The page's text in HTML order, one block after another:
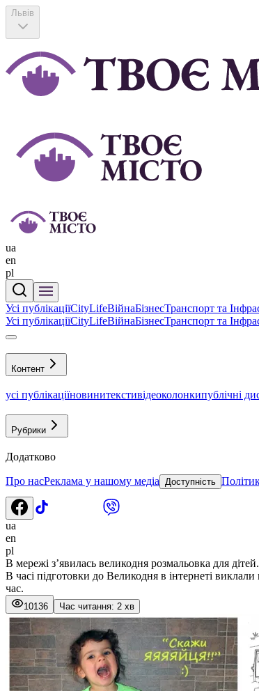
Львів
ua
en
pl
Усі публікаціїCityLifeВійнаБізнесТранспорт та
Усі публікаціїCityLifeВійнаБізнесТранспорт та
Контент
усі публікаціїновинитекстивідеоколонкипублічні
Рубрики
Додатково
Про насРеклама у нашому медіа Доступність
ua
en
pl
В мережі з’явилась великодня розмальовка для
В часі підготовки до Великодня в інтернеті
час.
10136 Час читання: 2 хв